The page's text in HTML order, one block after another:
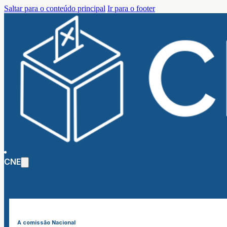
Saltar para o conteúdo principal Ir para o footer
CNE
A comissão Nacional